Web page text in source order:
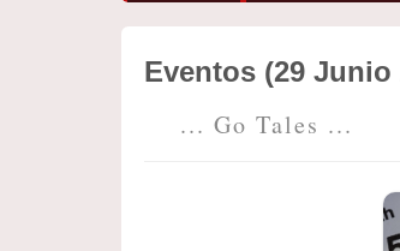
Eventos (29 Junio
... Go Tales ...